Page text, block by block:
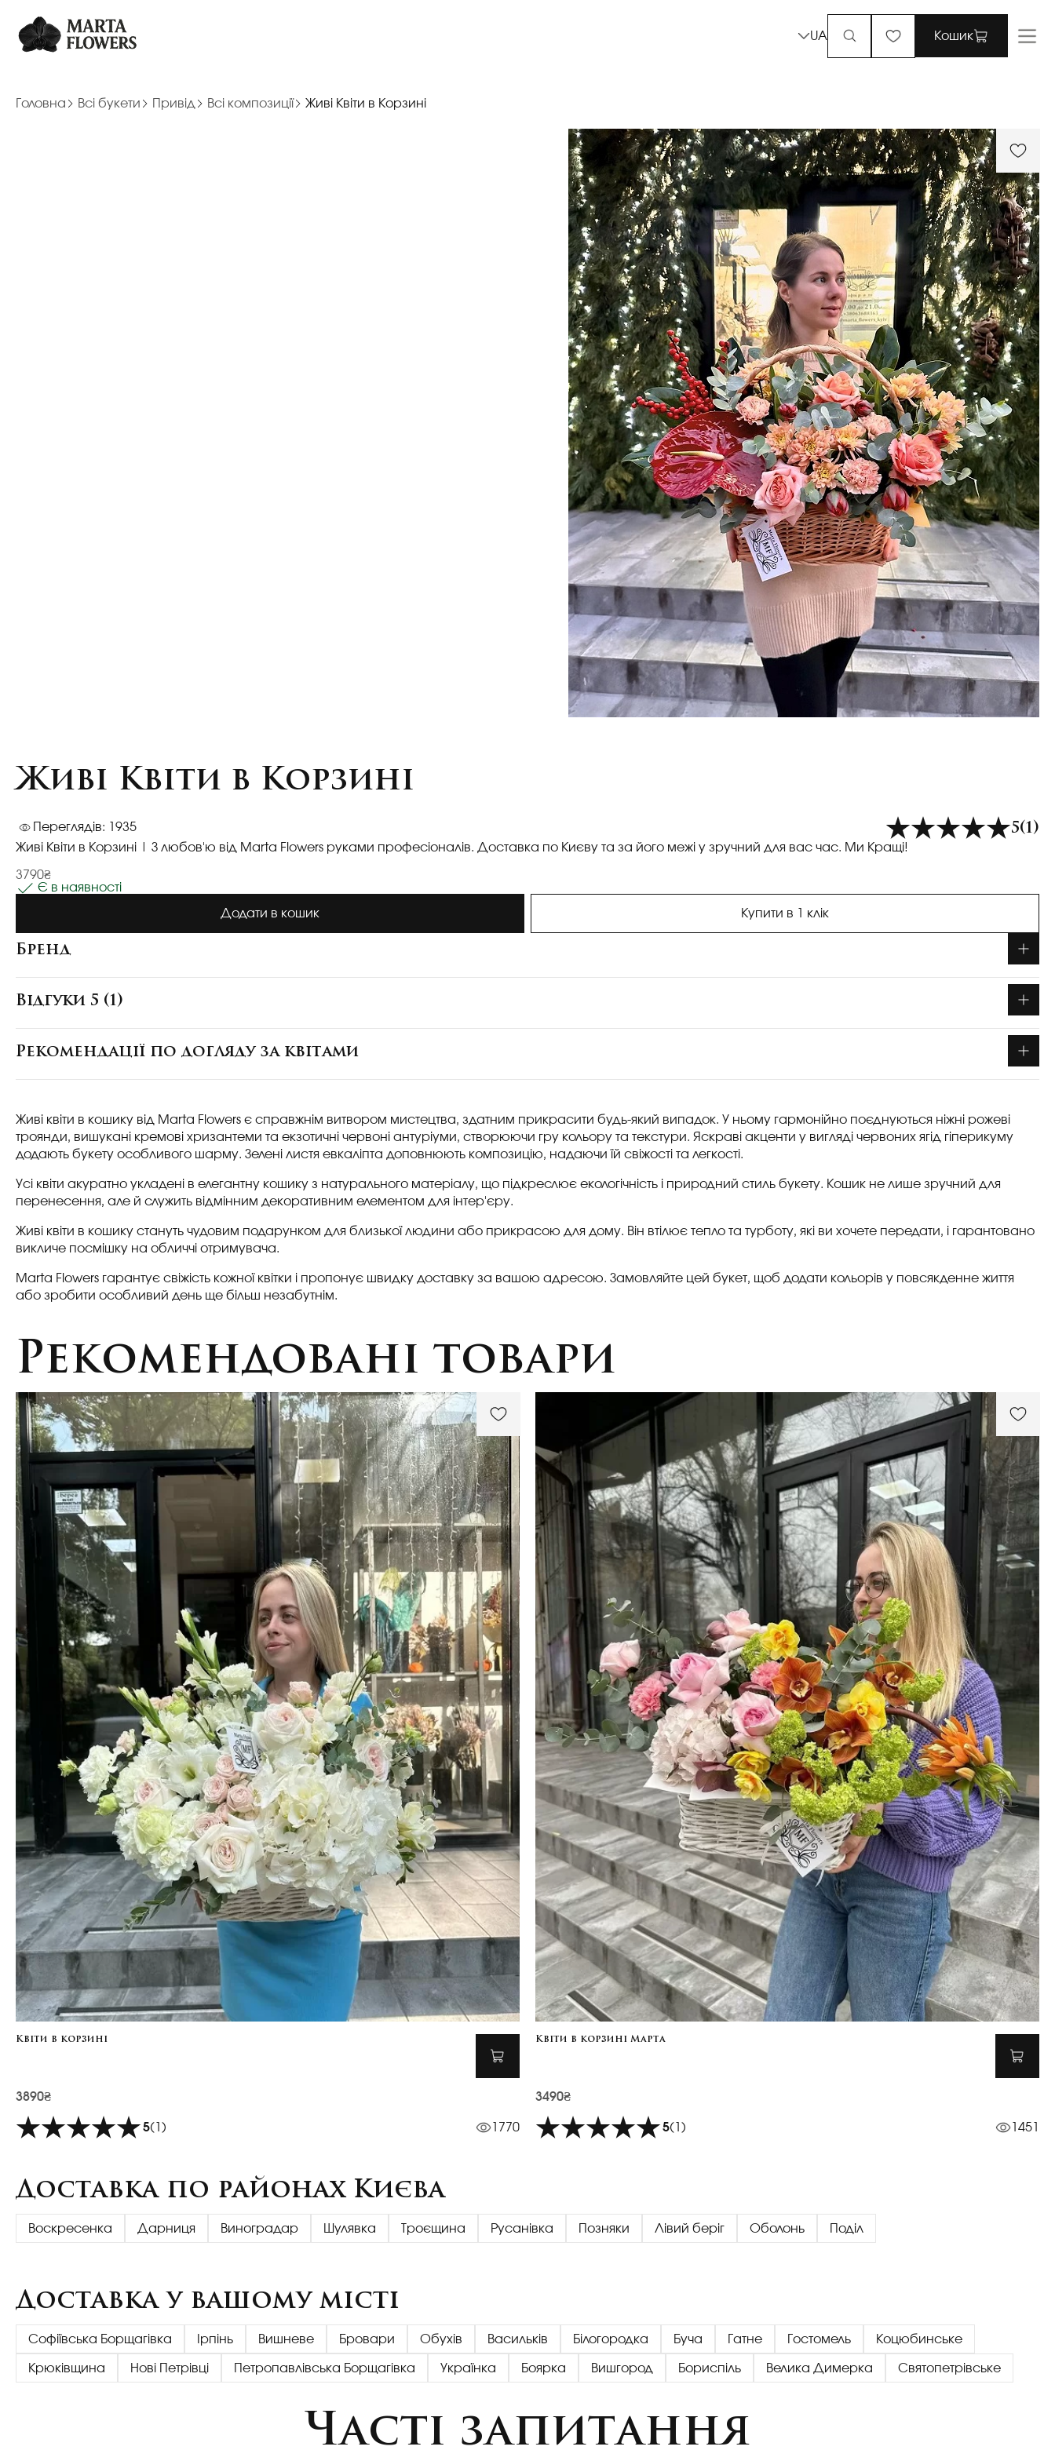
UA Кошик
Головна Всі букети Привід Всі композиції Живі Квіти в Корзині
Живі Квіти в Корзині
Переглядів: 1935 5(1)
Живі Квіти в Корзині | З любов'ю від Marta Flowers руками професіоналів. Доставка по Києву та за його межі у зручний для вас час. Ми Кращі!
3790₴
Є в наявності
Додати в кошик Купити в 1 клік
Бренд
Відгуки 5 (1)
Рекомендації по догляду за квітами
Живі квіти в кошику від Marta Flowers є справжнім витвором мистецтва, здатним прикрасити будь-який випадок. У ньому гармонійно поєднуються ніжні рожеві
троянди, вишукані кремові хризантеми та екзотичні червоні антуріуми, створюючи гру кольору та текстури. Яскраві акценти у вигляді червоних ягід гіперикуму
додають букету особливого шарму. Зелені листя евкаліпта доповнюють композицію, надаючи їй свіжості та легкості.
Усі квіти акуратно укладені в елегантну кошику з натурального матеріалу, що підкреслює екологічність і природний стиль букету. Кошик не лише зручний для
перенесення, але й служить відмінним декоративним елементом для інтер'єру.
Живі квіти в кошику стануть чудовим подарунком для близької людини або прикрасою для дому. Він втілює тепло та турботу, які ви хочете передати, і гарантовано
викличе посмішку на обличчі отримувача.
Marta Flowers гарантує свіжість кожної квітки і пропонує швидку доставку за вашою адресою. Замовляйте цей букет, щоб додати кольорів у повсякденне життя
або зробити особливий день ще більш незабутнім.
Рекомендовані товари
Квіти в корзині
3890₴
5(1) 1770
Квіти в корзині Марта
3490₴
5(1) 1451
Доставка по районах Києва
Воскресенка Дарниця Виноградар Шулявка Троєщина Русанівка Позняки Лівий беріг Оболонь Поділ
Доставка у вашому місті
Софіївська Борщагівка Ірпінь Вишневе Бровари Обухів Васильків Білогородка Буча Гатне Гостомель Коцюбинське
Крюківщина Нові Петрівці Петропавлівська Борщагівка Українка Боярка Вишгород Бориспіль Велика Димерка Святопетрівське
Часті запитання